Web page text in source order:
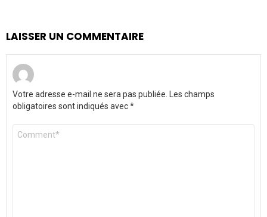
LAISSER UN COMMENTAIRE
Votre adresse e-mail ne sera pas publiée. Les champs
obligatoires sont indiqués avec*
Commentaire